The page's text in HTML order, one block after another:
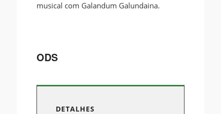
musical com Galandum Galundaina.
ODS
DETALHES